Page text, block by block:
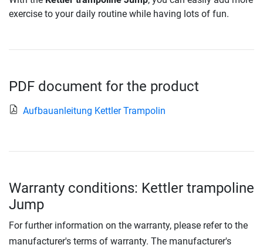
exercise to your daily routine while having lots of fun.
PDF document for the product
Aufbauanleitung Kettler Trampolin
Warranty conditions: Kettler trampoline
Jump
For further information on the warranty, please refer to the
manufacturer's terms of warranty. The manufacturer's